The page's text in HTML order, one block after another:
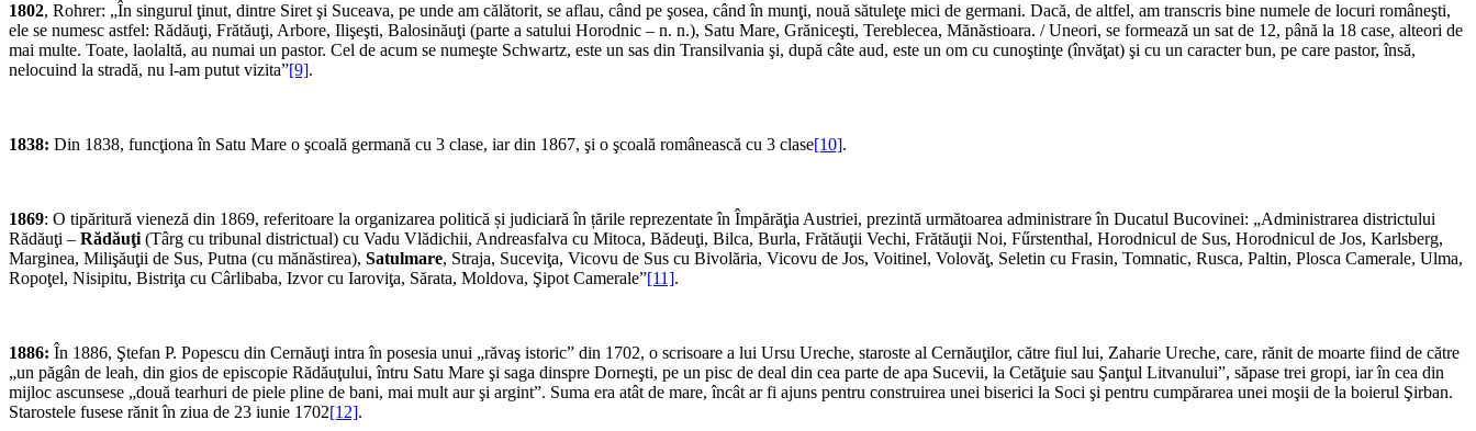
1802, Rohrer: „În singurul ţinut, dintre Siret şi Suceava, pe unde am călătorit, se aflau, când pe şosea, când în munţi, nouă sătuleţe mici de germani. Dacă, de altfel, am transcris bine numele de locuri româneşti,
ele se numesc astfel: Rădăuţi, Frătăuţi, Arbore, Ilişeşti, Balosinăuţi (parte a satului Horodnic – n. n.), Satu Mare, Grăniceşti, Tereblecea, Mănăstioara. / Uneori, se formează un sat de 12, până la 18 case, alteori de
mai multe. Toate, laolaltă, au numai un pastor. Cel de acum se numeşte Schwartz, este un sas din Transilvania şi, după câte aud, este un om cu cunoştinţe (învăţat) şi cu un caracter bun, pe care pastor, însă,
nelocuind la stradă, nu l-am putut vizita”[9].
1838: Din 1838, funcţiona în Satu Mare o şcoală germană cu 3 clase, iar din 1867, şi o şcoală românească cu 3 clase[10].
1869: O tipăritură vieneză din 1869, referitoare la organizarea politică și judiciară în țările reprezentate în Împărăţia Austriei, prezintă următoarea administrare în Ducatul Bucovinei: „Administrarea districtului
Rădăuţi – Rădăuţi (Târg cu tribunal districtual) cu Vadu Vlădichii, Andreasfalva cu Mitoca, Bădeuţi, Bilca, Burla, Frătăuţii Vechi, Frătăuţii Noi, Fűrstenthal, Horodnicul de Sus, Horodnicul de Jos, Karlsberg,
Marginea, Milişăuţii de Sus, Putna (cu mănăstirea), Satulmare, Straja, Suceviţa, Vicovu de Sus cu Bivolăria, Vicovu de Jos, Voitinel, Volovăţ, Seletin cu Frasin, Tomnatic, Rusca, Paltin, Plosca Camerale, Ulma,
Ropoţel, Nisipitu, Bistriţa cu Cârlibaba, Izvor cu Iaroviţa, Sărata, Moldova, Şipot Camerale”[11].
1886: În 1886, Ştefan P. Popescu din Cernăuţi intra în posesia unui „răvaş istoric” din 1702, o scrisoare a lui Ursu Ureche, staroste al Cernăuţilor, către fiul lui, Zaharie Ureche, care, rănit de moarte fiind de către
„un păgân de leah, din gios de episcopie Rădăuţului, întru Satu Mare şi saga dinspre Dorneşti, pe un pisc de deal din cea parte de apa Sucevii, la Cetăţuie sau Şanţul Litvanului”, săpase trei gropi, iar în cea din
mijloc ascunsese „două tearhuri de piele pline de bani, mai mult aur şi argint”. Suma era atât de mare, încât ar fi ajuns pentru construirea unei biserici la Soci şi pentru cumpărarea unei moşii de la boierul Şirban.
Starostele fusese rănit în ziua de 23 iunie 1702[12].